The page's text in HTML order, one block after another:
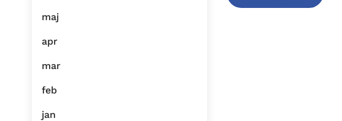
maj
apr
mar
feb
jan